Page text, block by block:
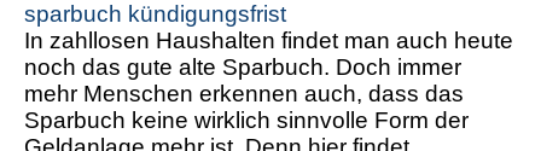
sparbuch kündigungsfrist
In zahllosen Haushalten findet man auch heute
noch das gute alte Sparbuch. Doch immer
mehr Menschen erkennen auch, dass das
Sparbuch keine wirklich sinnvolle Form der